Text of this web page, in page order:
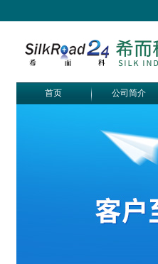
首页 公司简介